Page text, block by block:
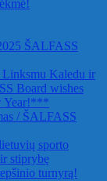
ŠALFASS
Kaledu ir
Board wishes
Year!***
/ ŠALFASS
sporto
stiprybę
turnyrą!